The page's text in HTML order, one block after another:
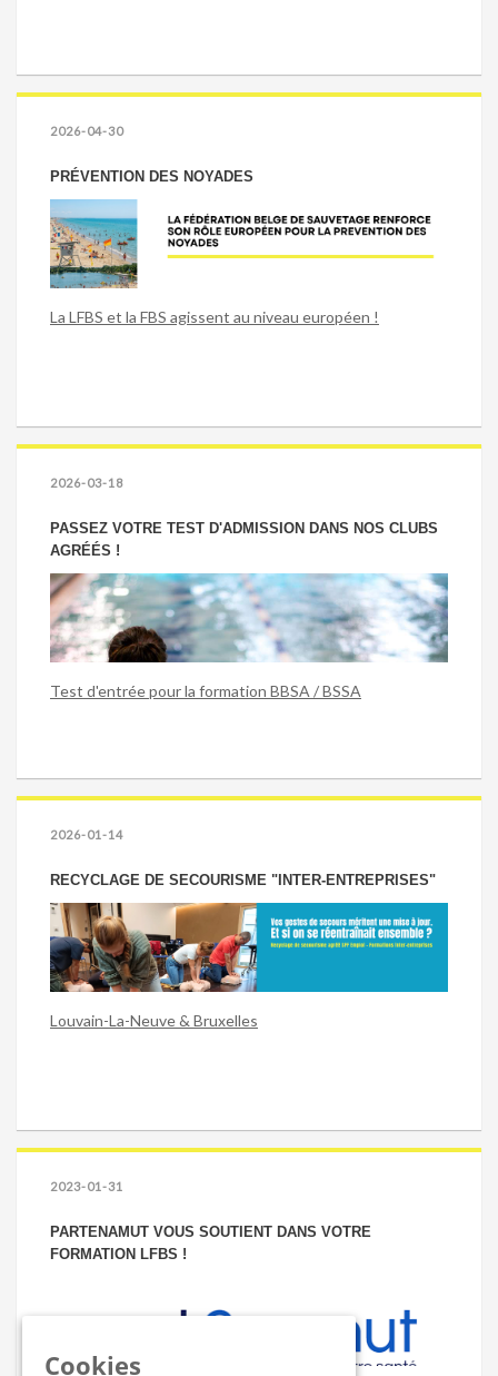
2026-04-30
PRÉVENTION DES NOYADES
La LFBS et la FBS agissent au niveau européen !
2026-03-18
PASSEZ VOTRE TEST D'ADMISSION DANS NOS CLUBS
AGRÉÉS !
Test d'entrée pour la formation BBSA / BSSA
2026-01-14
RECYCLAGE DE SECOURISME "INTER-ENTREPRISES"
Louvain-La-Neuve & Bruxelles
2023-01-31
PARTENAMUT VOUS SOUTIENT DANS VOTRE
FORMATION LFBS !
Cookies